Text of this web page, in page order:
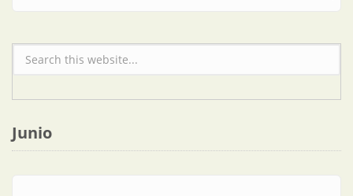
Formulario de búsqueda
Junio